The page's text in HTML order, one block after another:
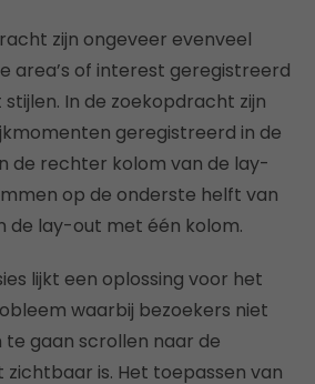
zijn ongeveer evenveel
area’s of interest geregistreerd
In de zoekopdracht zijn
geregistreerd in de
de rechter kolom van de lay-
op de onderste helft van
de lay-out met één kolom.
lijkt een oplossing voor het
waarbij bezoekers niet
te gaan scrollen naar de
is. Het toepassen van